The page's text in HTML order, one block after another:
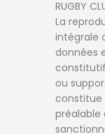
RUGBY
La
intégrale
données
ou
constitue
préalable